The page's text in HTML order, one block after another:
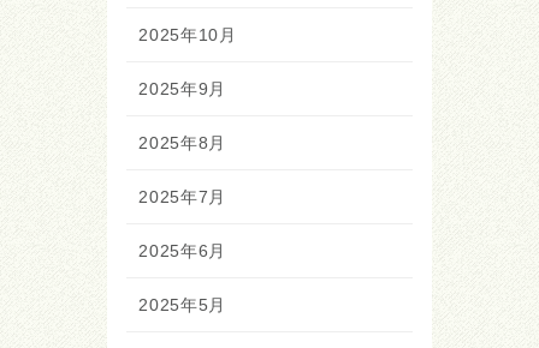
2025年10月
2025年9月
2025年8月
2025年7月
2025年6月
2025年5月